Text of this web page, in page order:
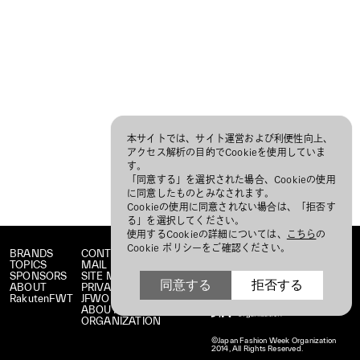
BRANDS
TOPICS
SPONSORS
ABOUT
RakutenFWT
CONTACT
MAIL MAGAZINE
SITE MAP
PRIVACY POLICY
JFWO LINK
ABOUT JFW
ORGANIZATION
©Japan Fashion Week Organization
2014, All Rights Reserved.
本サイトでは、サイト運営および利便性向上、
アクセス解析の目的でCookieを使用していま
す。
「同意する」を選択された場合、Cookieの使用
に同意したものとみなされます。
Cookieの使用に同意されない場合は、「拒否す
る」を選択してください。
使用するCookieの詳細については、
こちらの
Cookie ポリシーをご確認ください。
同意する 拒否する